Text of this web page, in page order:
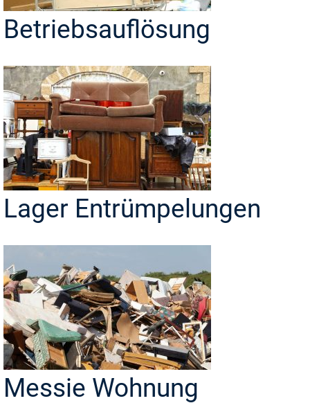
Betriebsauflösung
Lager Entrümpelungen
Messie Wohnung